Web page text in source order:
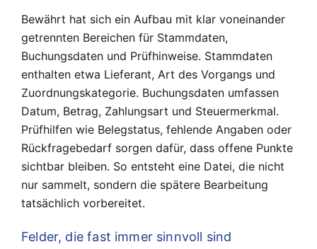
Bewährt hat sich ein Aufbau mit klar voneinander
getrennten Bereichen für Stammdaten,
Buchungsdaten und Prüfhinweise. Stammdaten
enthalten etwa Lieferant, Art des Vorgangs und
Zuordnungskategorie. Buchungsdaten umfassen
Datum, Betrag, Zahlungsart und Steuermerkmal.
Prüfhilfen wie Belegstatus, fehlende Angaben oder
Rückfragebedarf sorgen dafür, dass offene Punkte
sichtbar bleiben. So entsteht eine Datei, die nicht
nur sammelt, sondern die spätere Bearbeitung
tatsächlich vorbereitet.
Felder, die fast immer sinnvoll sind